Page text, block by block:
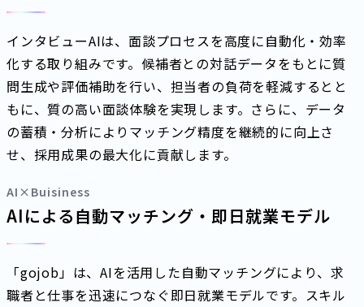
インタビューAIは、面談プロセスを高度に自動化・効率
化する取り組みです。候補者との対話データをもとに質
問生成や評価補助を行い、担当者の負荷を軽減するとと
もに、質の高い面談体験を実現します。さらに、データ
の蓄積・分析によりマッチング精度を継続的に向上さ
せ、採用成果の最大化に貢献します。
AI×Buisiness
AIによる⾃動マッチング・即⽇就業モデル
「gojob」は、AIを活用した自動マッチングにより、求
職者と仕事を迅速につなぐ即日就業モデルです。スキル